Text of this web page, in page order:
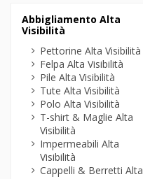
Abbigliamento Alta
Visibilità
Pettorine Alta Visibilità
Felpa Alta Visibilità
Pile Alta Visibilità
Tute Alta Visibilità
Polo Alta Visibilità
T-shirt & Maglie Alta
Visibilità
Impermeabili Alta
Visibilità
Cappelli & Berretti Alta